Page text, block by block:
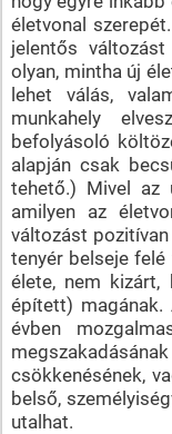
életvonal
jelentős
olyan, mintha új
lehet válás,
munkahely
befolyásoló
alapján csak
tehető.) Mivel az
amilyen az
változást
tenyér belseje
élete, nem
épített) magának.
évben
csökkenésének,
belső,
utalhat.